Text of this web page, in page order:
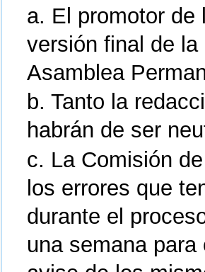
a. El promotor de
versión final de
Asamblea
b. Tanto la
habrán de ser
c. La Comisión
los errores que
durante el
una semana